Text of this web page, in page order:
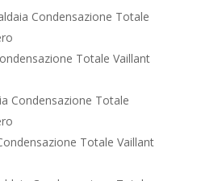
Condensazione Totale
Totale Vaillant
Condensazione Totale
Totale Vaillant